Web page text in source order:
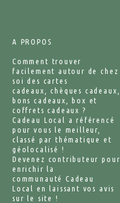
A PROPOS
Comment trouver
facilement autour de chez
soi des cartes
cadeaux, chèques cadeaux,
bons cadeaux, box et
coffrets cadeaux ?
Cadeau Local a référencé
pour vous le meilleur,
classé par thématique et
géolocalisé !
Devenez contributeur pour
enrichir la
communauté Cadeau
Local en laissant vos avis
sur le site !